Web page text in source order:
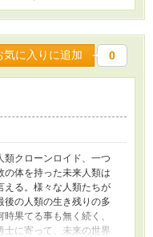
気に入りに追加 0
類クローンロイド、一つ
の体を持った未来人類は
える。様々な人類たちが
後の人類の生き残りの多
果てる事も無く続く、
士に寄って、未来の世界